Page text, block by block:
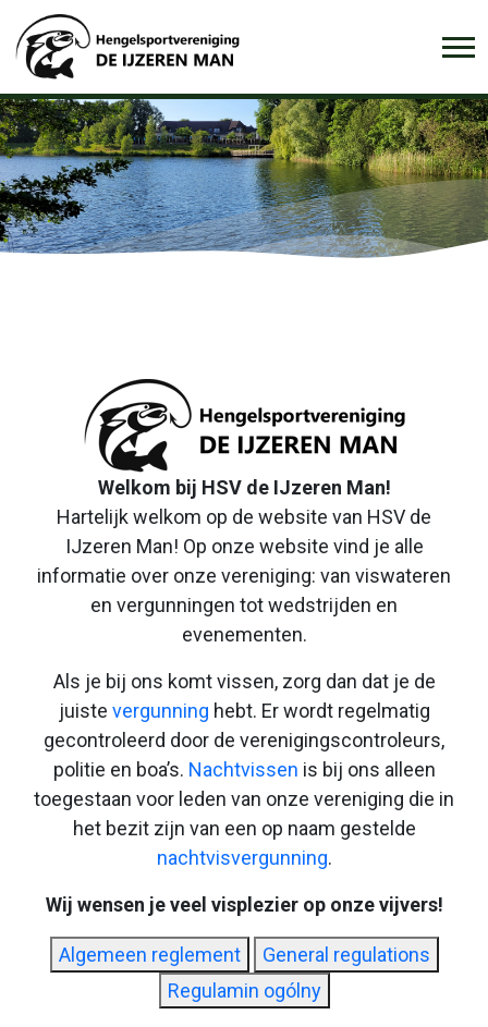
Welkom bij HSV de IJzeren Man!
Hartelijk welkom op de website van HSV de
IJzeren Man! Op onze website vind je alle
informatie over onze vereniging: van viswateren
en vergunningen tot wedstrijden en
evenementen.
Als je bij ons komt vissen, zorg dan dat je de
juiste vergunning hebt. Er wordt regelmatig
gecontroleerd door de verenigingscontroleurs,
politie en boa’s. Nachtvissen is bij ons alleen
toegestaan voor leden van onze vereniging die in
het bezit zijn van een op naam gestelde
nachtvisvergunning.
Wij wensen je veel visplezier op onze vijvers!
Algemeen reglement
General regulations
Regulamin ogólny